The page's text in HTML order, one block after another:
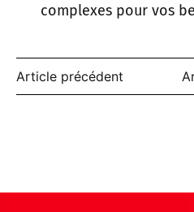
complexes pour vos
Article précédent